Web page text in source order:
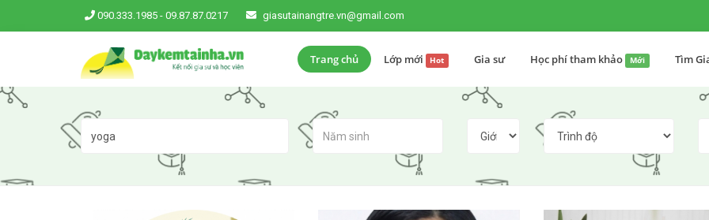
090.333.1985 - 09.87.87.0217 giasutainangtre.vn@gmail.com
Trang chủ Lớp mới Hot Gia sư Học phí tham khảo Mới Tìm